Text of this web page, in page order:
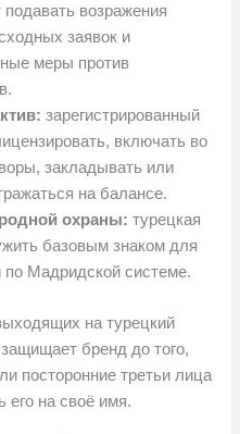
подавать возражения
заявок и
меры против
зарегистрированный
включать во
закладывать или
на балансе.
охраны: турецкая
базовым знаком для
Мадридской системе.
на турецкий
бренд до того,
посторонние третьи лица
его на своё имя.